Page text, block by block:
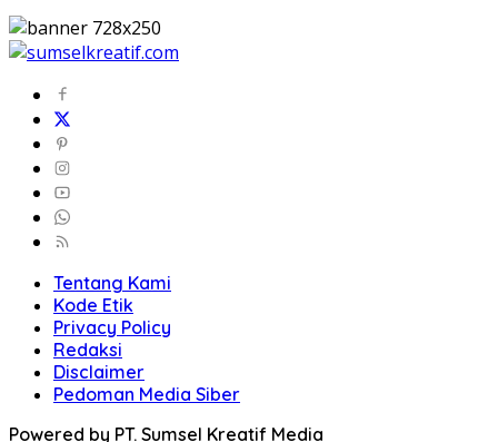
Tentang Kami
Kode Etik
Privacy Policy
Redaksi
Disclaimer
Pedoman Media Siber
Powered by PT. Sumsel Kreatif Media